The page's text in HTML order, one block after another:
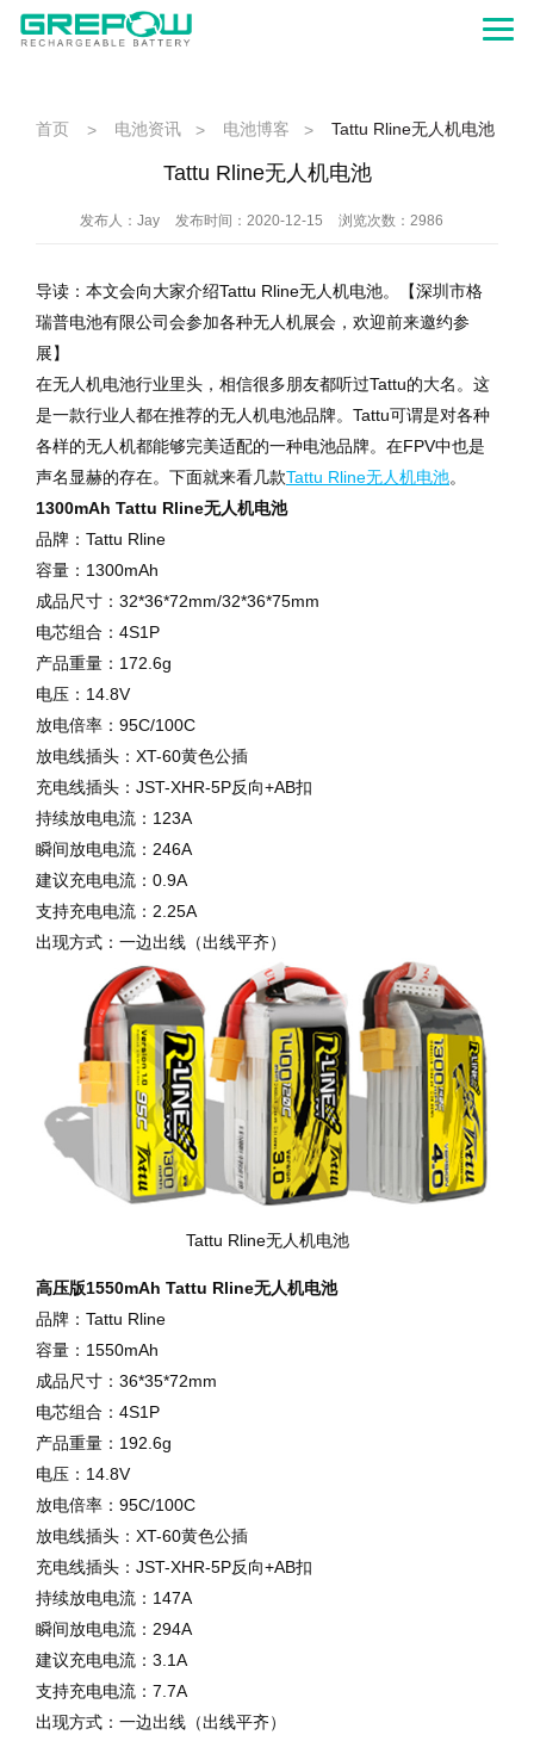
首页 > 电池资讯 > 电池博客 > Tattu Rline无人机电池
Tattu Rline无人机电池
发布人：Jay 发布时间：2020-12-15 浏览次数：2986
导读：本文会向大家介绍Tattu Rline无人机电池。【深圳市格
瑞普电池有限公司会参加各种无人机展会，欢迎前来邀约参
展】
在无人机电池行业里头，相信很多朋友都听过Tattu的大名。这
是一款行业人都在推荐的无人机电池品牌。Tattu可谓是对各种
各样的无人机都能够完美适配的一种电池品牌。在FPV中也是
声名显赫的存在。下面就来看几款Tattu Rline无人机电池。
1300mAh Tattu Rline无人机电池
品牌：Tattu Rline
容量：1300mAh
成品尺寸：32*36*72mm/32*36*75mm
电芯组合：4S1P
产品重量：172.6g
电压：14.8V
放电倍率：95C/100C
放电线插头：XT-60黄色公插
充电线插头：JST-XHR-5P反向+AB扣
持续放电电流：123A
瞬间放电电流：246A
建议充电电流：0.9A
支持充电电流：2.25A
出现方式：一边出线（出线平齐）
Tattu Rline无人机电池
高压版1550mAh Tattu Rline无人机电池
品牌：Tattu Rline
容量：1550mAh
成品尺寸：36*35*72mm
电芯组合：4S1P
产品重量：192.6g
电压：14.8V
放电倍率：95C/100C
放电线插头：XT-60黄色公插
充电线插头：JST-XHR-5P反向+AB扣
持续放电电流：147A
瞬间放电电流：294A
建议充电电流：3.1A
支持充电电流：7.7A
出现方式：一边出线（出线平齐）